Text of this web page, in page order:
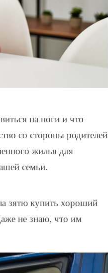
на ноги и что
со стороны родителей
жилья для
семьи.
зятю купить хороший
не знаю, что им